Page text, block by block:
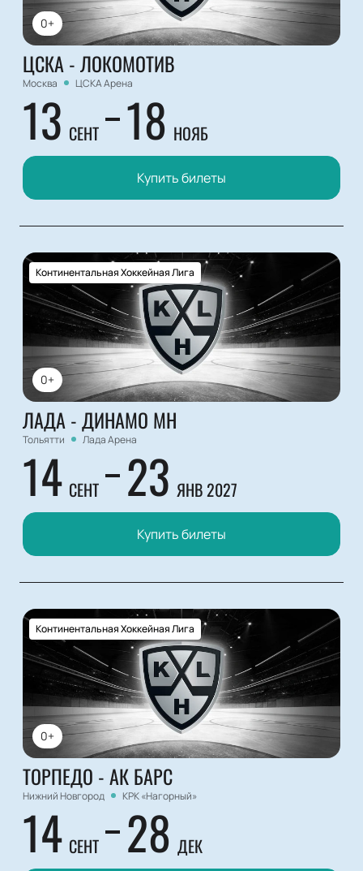
0+
ЦСКА - ЛОКОМОТИВ
Москва ЦСКА Арена
13 СЕНТ 18 НОЯБ
Купить билеты
0+
Континентальная Хоккейная Лига
ЛАДА - ДИНАМО МН
Тольятти Лада Арена
14 СЕНТ 23 ЯНВ 2027
Купить билеты
0+
Континентальная Хоккейная Лига
ТОРПЕДО - АК БАРС
Нижний Новгород КРК «Нагорный»
14 СЕНТ 28 ДЕК